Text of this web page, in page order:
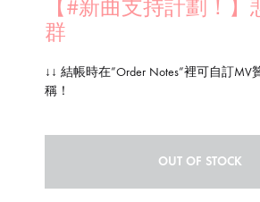
【#新曲支持計劃！】
群
↓↓ 結帳時在”Order Notes”裡可自訂MV
稱！
OUT OF STOCK